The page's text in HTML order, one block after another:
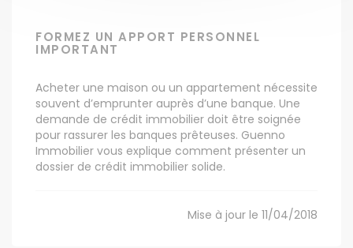
FORMEZ UN APPORT PERSONNEL
IMPORTANT
Acheter une maison ou un appartement nécessite
souvent d’emprunter auprès d’une banque. Une
demande de crédit immobilier doit être soignée
pour rassurer les banques prêteuses. Guenno
Immobilier vous explique comment présenter un
dossier de crédit immobilier solide.
Mise à jour le 11/04/2018